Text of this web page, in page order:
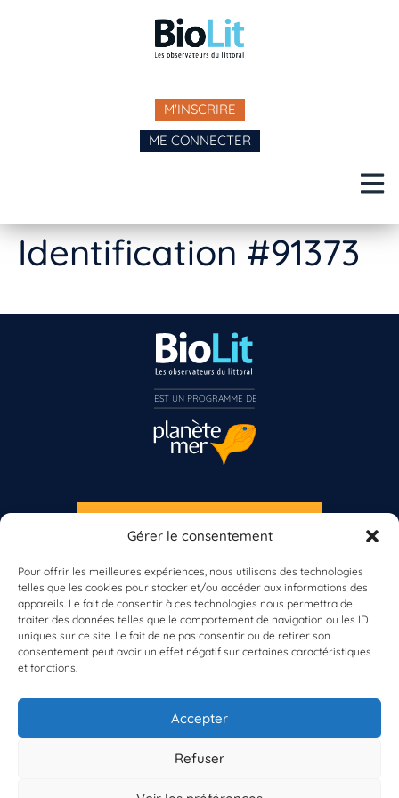
Gérer le consentement
Pour offrir les meilleures expériences, nous utilisons des technologies
telles que les cookies pour stocker et/ou accéder aux informations des
appareils. Le fait de consentir à ces technologies nous permettra de
traiter des données telles que le comportement de navigation ou les ID
uniques sur ce site. Le fait de ne pas consentir ou de retirer son
consentement peut avoir un effet négatif sur certaines caractéristiques
et fonctions.
Accepter
Refuser
M'INSCRIRE
ME CONNECTER
Identification #91373
À propos de BioLit
Vos données d'observation
Ressources
Résultats du programme
Contacts
S'INSCRIRE À LA NEWSLETTER
Vous n’êtes pas encore inscrit à Biolit ?